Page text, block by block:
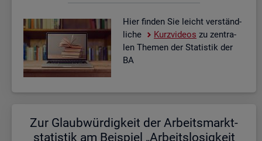
Hier fin­den Sie leicht ver­ständ­
li­che
Kurz­vi­de­os zu zen­tra­
len The­men der Sta­tis­tik der
BA
Zur Glaub­wür­dig­keit der Ar­beits­markt­
sta­tis­tik am Bei­spiel „Ar­beits­lo­sig­keit